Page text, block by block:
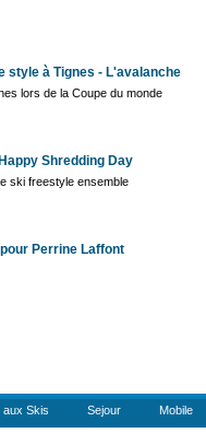
style à Tignes - L'avalanche
lors de la Coupe du monde
Shredding Day
ski freestyle ensemble
Perrine Laffont
aux Skis Sejour Mobile